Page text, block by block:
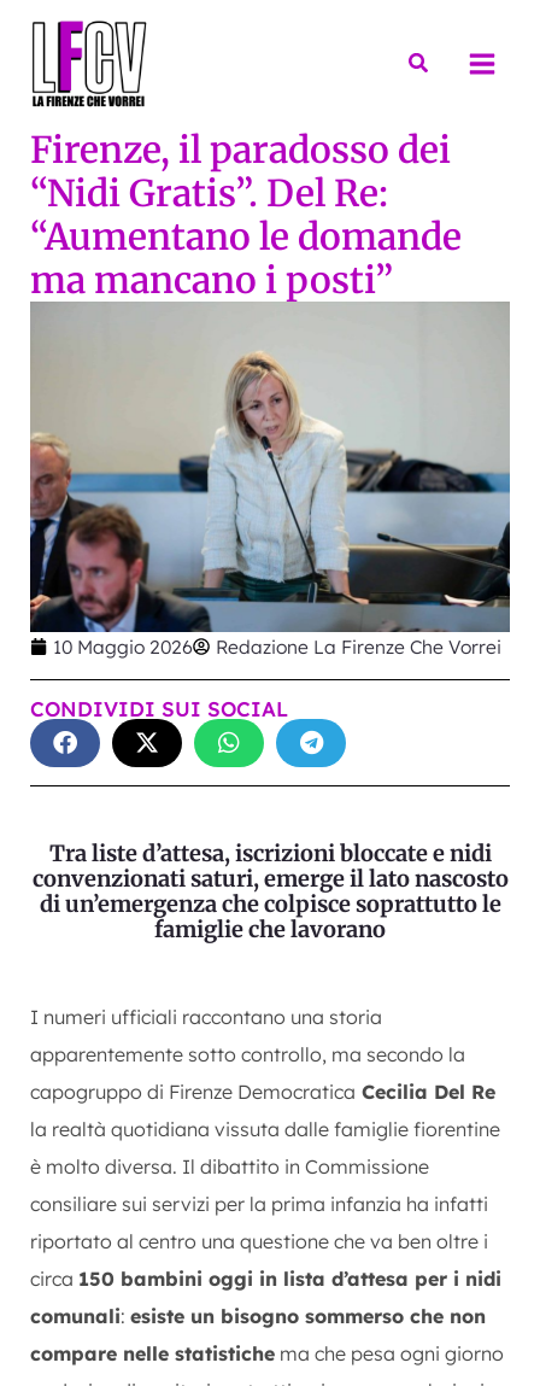
Cerca
Firenze, il paradosso dei
“Nidi Gratis”. Del Re:
“Aumentano le domande
ma mancano i posti”
10 Maggio 2026 Redazione La Firenze Che Vorrei
CONDIVIDI SUI SOCIAL
Tra liste d’attesa, iscrizioni bloccate e nidi
convenzionati saturi, emerge il lato nascosto
di un’emergenza che colpisce soprattutto le
famiglie che lavorano
I numeri ufficiali raccontano una storia
apparentemente sotto controllo, ma secondo la
capogruppo di Firenze Democratica Cecilia Del Re
la realtà quotidiana vissuta dalle famiglie fiorentine
è molto diversa. Il dibattito in Commissione
consiliare sui servizi per la prima infanzia ha infatti
riportato al centro una questione che va ben oltre i
circa 150 bambini oggi in lista d’attesa per i nidi
comunali: esiste un bisogno sommerso che non
compare nelle statistiche ma che pesa ogni giorno